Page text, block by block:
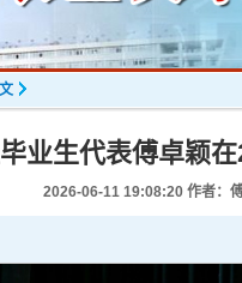
业生代表傅卓颖
2026-06-11 19:08:20作者：